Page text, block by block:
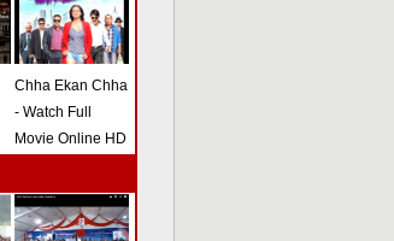
Chha Ekan Chha
- Watch Full
Movie Online HD